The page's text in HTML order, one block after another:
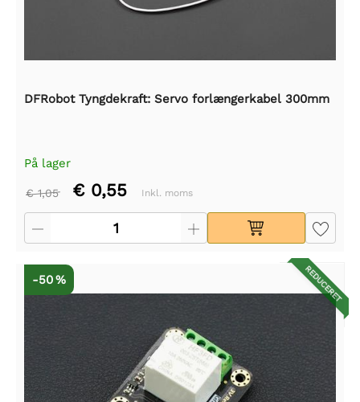
DFRobot Tyngdekraft: Servo forlængerkabel 300mm
På lager
€ 1,05 € 0,55 Inkl. moms
REDUCERET
-50 %